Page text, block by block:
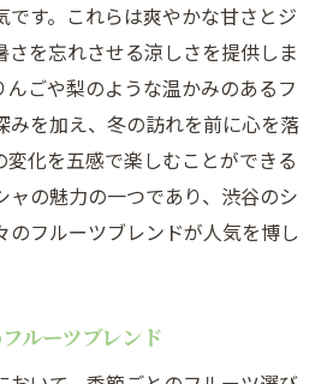
です。これらは爽やかな甘さとジ
さを忘れさせる涼しさを提供しま
んごや梨のような温かみのあるフ
みを加え、冬の訪れを前に心を落
変化を五感で楽しむことができる
ャの魅力の一つであり、渋谷のシ
のフルーツブレンドが人気を博し
ルーツブレンド